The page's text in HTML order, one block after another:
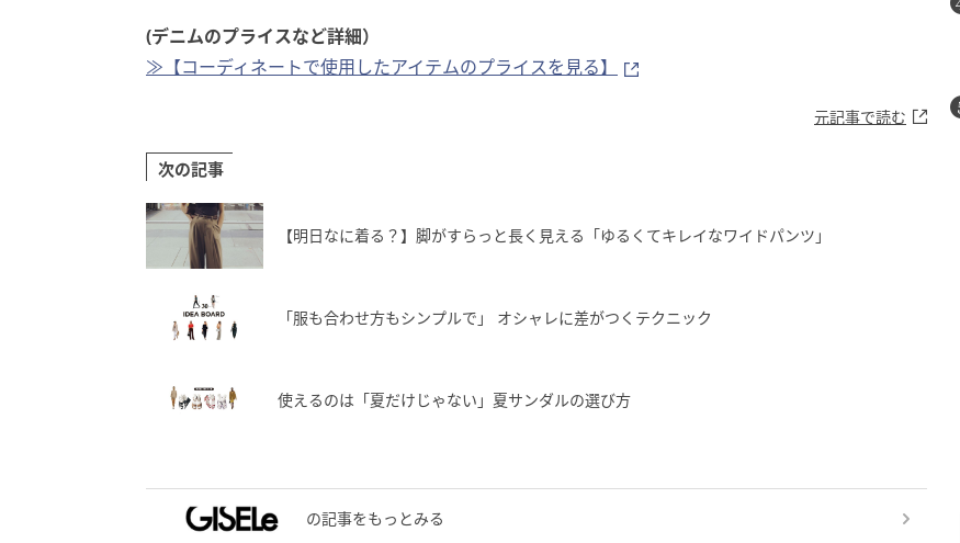
(デニムのプライスなど詳細）
≫【コーディネートで使用したアイテムのプライスを見る】
元記事で読む
次の記事
【明日なに着る？】脚がすらっと長く見える「ゆるくてキレイなワイドパンツ」
「服も合わせ方もシンプルで」 オシャレに差がつくテクニック
使えるのは「夏だけじゃない」夏サンダルの選び方
の記事をもっとみる